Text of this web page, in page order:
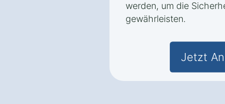
werden, um die
gewährleisten.
Jetzt